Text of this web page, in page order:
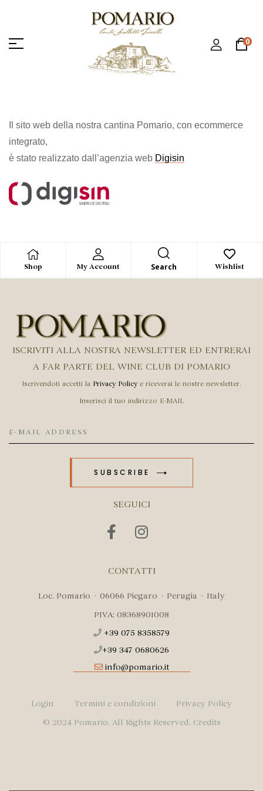
0
Il sito web della nostra cantina Pomario, con ecommerce
integrato,
è stato realizzato dall’agenzia web Digisin
Shop My Account Search Wishlist
ISCRIVITI ALLA NOSTRA NEWSLETTER ED ENTRERAI
A FAR PARTE DEL WINE CLUB DI POMARIO
Iscrivendoti accetti la Privacy Policy e riceverai le nostre newsletter.
Inserisci il tuo indirizzo E-MAIL
SUBSCRIBE
SEGUICI
CONTATTI
Loc. Pomario · 06066 Piegaro · Perugia · Italy
PIVA: 08368901008
+39 075 8358579
+39 347 0680626
info@pomario.it
Login Termini e condizioni
Privacy Policy
© 2024 Pomario. All Rights Reserved. Credits